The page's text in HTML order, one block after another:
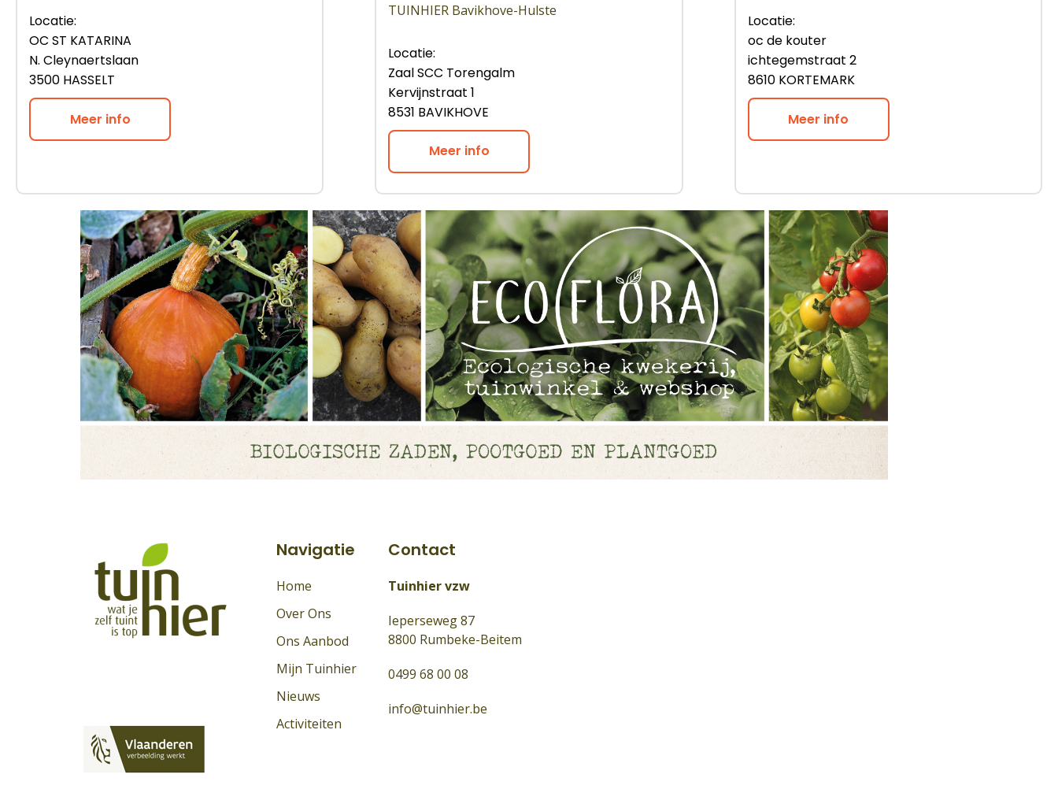
Locatie:
OC ST KATARINA
N. Cleynaertslaan
3500 HASSELT
Meer info
TUINHIER Bavikhove-Hulste
Locatie:
Zaal SCC Torengalm
Kervijnstraat 1
8531 BAVIKHOVE
Meer info
Locatie:
oc de kouter
ichtegemstraat 2
8610 KORTEMARK
Meer info
Navigatie
Home
Over Ons
Ons Aanbod
Mijn Tuinhier
Nieuws
Activiteiten
Contact
Tuinhier vzw
Ieperseweg 87
8800 Rumbeke-Beitem
0499 68 00 08
info@tuinhier.be